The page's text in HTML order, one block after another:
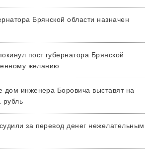
Брянской области назначен
пост губернатора Брянской
желанию
дом инженера Боровича выставят на
рубль
за перевод денег нежелательным